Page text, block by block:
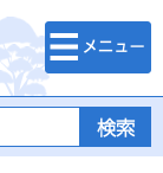
検索・メニュ
ー